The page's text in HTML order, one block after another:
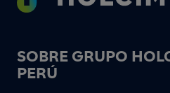
SOBRE GRUPO
PERÚ